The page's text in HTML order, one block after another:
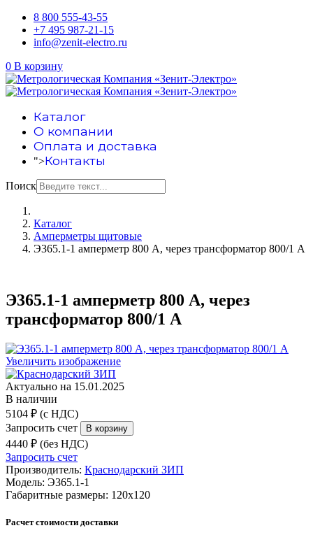
8 800 555-43-55
+7 495 987-21-15
info@zenit-electro.ru
0 В корзину
Каталог
О компании
Оплата и доставка
">Контакты
Поиск
Каталог
Амперметры щитовые
Э365.1-1 амперметр 800 А, через трансформатор 800/1 А
Э365.1-1 амперметр 800 А, через
трансформатор 800/1 А
Увеличить изображение
Актуально на 15.01.2025
В наличии
5104 ₽ (с НДС)
Запросить счет
4440 ₽ (без НДС)
Запросить счет
Производитель: Краснодарский ЗИП
Модель: Э365.1-1
Габаритные размеры: 120х120
Расчет стоимости доставки